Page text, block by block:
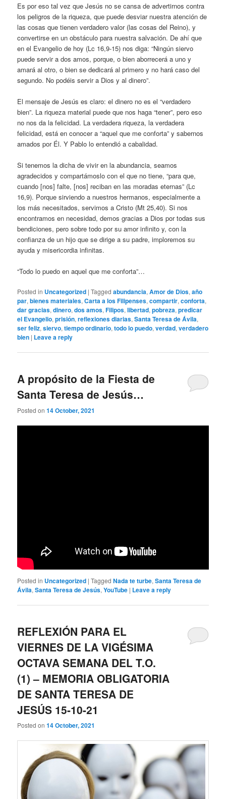
Es por eso tal vez que Jesús no se cansa de advertirnos contra
los peligros de la riqueza, que puede desviar nuestra atención de
las cosas que tienen verdadero valor (las cosas del Reino), y
convertirse en un obstáculo para nuestra salvación. De ahí que
en el Evangelio de hoy (Lc 16,9-15) nos diga: “Ningún siervo
puede servir a dos amos, porque, o bien aborrecerá a uno y
amará al otro, o bien se dedicará al primero y no hará caso del
segundo. No podéis servir a Dios y al dinero”.
El mensaje de Jesús es claro: el dinero no es el “verdadero
bien”. La riqueza material puede que nos haga “tener”, pero eso
no nos da la felicidad. La verdadera riqueza, la verdadera
felicidad, está en conocer a “aquel que me conforta” y sabernos
amados por Él. Y Pablo lo entendió a cabalidad.
Si tenemos la dicha de vivir en la abundancia, seamos
agradecidos y compartámoslo con el que no tiene, “para que,
cuando [nos] falte, [nos] reciban en las moradas eternas” (Lc
16,9). Porque sirviendo a nuestros hermanos, especialmente a
los más necesitados, servimos a Cristo (Mt 25,40). Si nos
encontramos en necesidad, demos gracias a Dios por todas sus
bendiciones, pero sobre todo por su amor infinito y, con la
confianza de un hijo que se dirige a su padre, imploremos su
ayuda y misericordia infinitas.
“Todo lo puedo en aquel que me conforta”…
Posted in Uncategorized |Tagged abundancia,Amor de Dios,año
par,bienes materiales,Carta a los Filipenses,compartir,conforta,
dar gracias,dinero,dos amos,Filipos,libertad,pobreza,predicar
el Evangelio,prisión,reflexiones diarias,Santa Teresa de Ávila,
ser feliz,siervo,tiempo ordinario,todo lo puedo,verdad,verdadero
bien | Leave a reply
A propósito de la Fiesta de
Santa Teresa de Jesús…
Posted on14 October, 2021
Posted in Uncategorized |Tagged Nada te turbe,Santa Teresa de
Ávila,Santa Teresa de Jesús,YouTube | Leave a reply
REFLEXIÓN PARA EL
VIERNES DE LA VIGÉSIMA
OCTAVA SEMANA DEL T.O.
(1) – MEMORIA OBLIGATORIA
DE SANTA TERESA DE
JESÚS 15-10-21
Posted on14 October, 2021